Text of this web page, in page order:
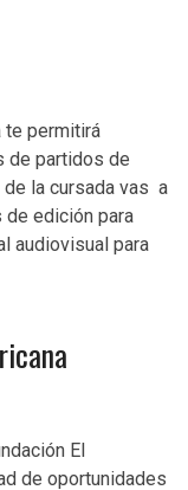
permitirá
de partidos de
la cursada vas a
de edición para
audiovisual para
El
de oportunidades